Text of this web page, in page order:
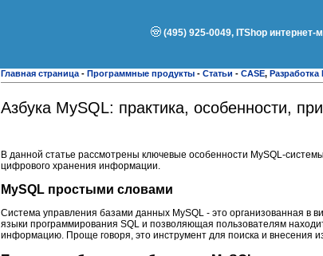
(495) 925-0049, ITShop
Главная страница - Программные продукты - Статьи - CASE, Разработка
Азбука MySQL: практика, особенности,
В данной статье рассмотрены ключевые особенности MySQL-
цифрового хранения информации.
MySQL простыми словами
Система управления базами данных MySQL - это организованная в
языки программирования SQL и позволяющая пользователям
информацию. Проще говоря, это инструмент для поиска и внесения